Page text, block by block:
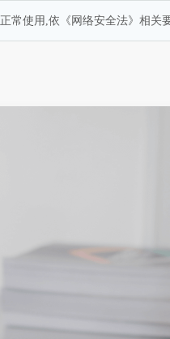
常使用,依《网络安全法》相关